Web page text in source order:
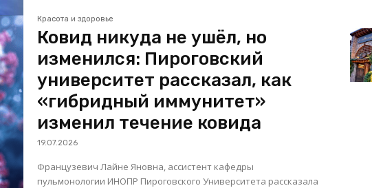
Красота и здоровье
Ковид никуда не ушёл, но
изменился: Пироговский
университет рассказал, как
«гибридный иммунитет»
изменил течение ковида
19.07.2026
Французевич Лайне Яновна, ассистент кафедры
пульмонологии ИНОПР Пироговского Университета рассказала